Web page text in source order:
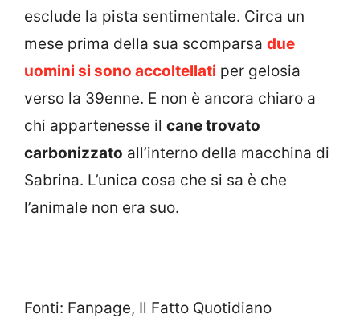
esclude la pista sentimentale. Circa un
mese prima della sua scomparsa due
uomini si sono accoltellati per gelosia
verso la 39enne. E non è ancora chiaro a
chi appartenesse il cane trovato
carbonizzato all’interno della macchina di
Sabrina. L’unica cosa che si sa è che
l’animale non era suo.
Fonti: Fanpage, Il Fatto Quotidiano